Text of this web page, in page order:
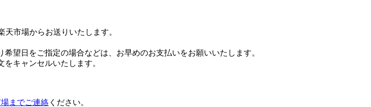
市場からお送りいたします。
望日をご指定の場合などは、お早めのお支払いをお願いいたします。
キャンセルいたします。
までご連絡 ください。